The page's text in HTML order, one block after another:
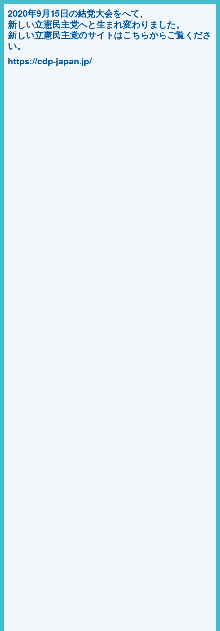
2020年9月15日の結党大会をへて、
新しい立憲民主党へと生まれ変わりました。
新しい立憲民主党のサイトはこちらからご覧くださ
い。
https://cdp-japan.jp/